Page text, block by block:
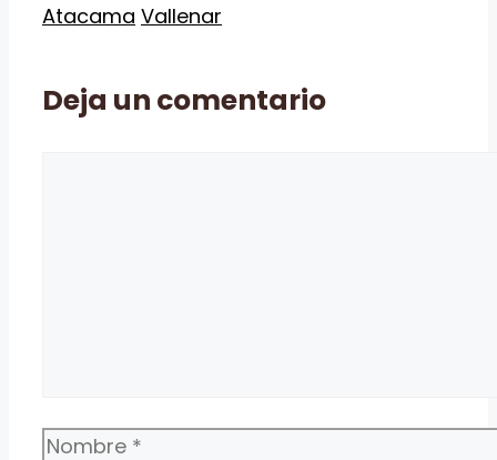
Categorías
Atacama Etiquetas
Vallenar
Deja un comentario
Nombre